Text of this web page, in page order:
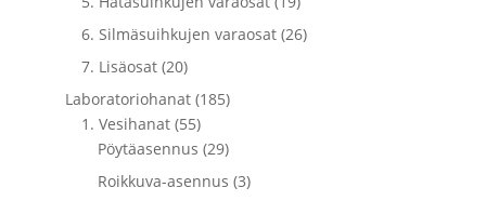
6. Silmäsuihkujen varaosat (26)
7. Lisäosat (20)
Laboratoriohanat (185)
1. Vesihanat (55)
Pöytäasennus (29)
Roikkuva-asennus (3)